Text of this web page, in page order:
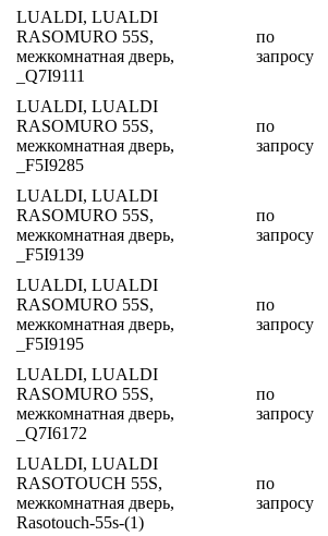
LUALDI, LUALDI
RASOMURO 55S,
межкомнатная дверь,
_Q7I9111
по
запросу
LUALDI, LUALDI
RASOMURO 55S,
межкомнатная дверь,
_F5I9285
по
запросу
LUALDI, LUALDI
RASOMURO 55S,
межкомнатная дверь,
_F5I9139
по
запросу
LUALDI, LUALDI
RASOMURO 55S,
межкомнатная дверь,
_F5I9195
по
запросу
LUALDI, LUALDI
RASOMURO 55S,
межкомнатная дверь,
_Q7I6172
по
запросу
LUALDI, LUALDI
RASOTOUCH 55S,
межкомнатная дверь,
Rasotouch-55s-(1)
по
запросу